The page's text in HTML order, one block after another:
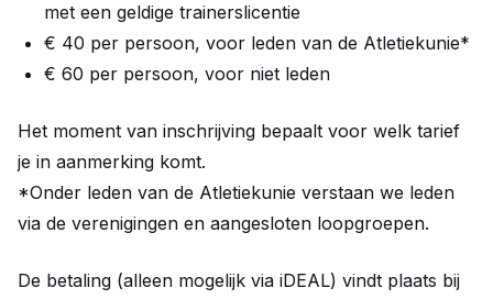
met een geldige trainerslicentie
€ 40 per persoon, voor leden van de Atletiekunie*
€ 60 per persoon, voor niet leden
Het moment van inschrijving bepaalt voor welk tarief
je in aanmerking komt.
*Onder leden van de Atletiekunie verstaan we leden
via de verenigingen en aangesloten loopgroepen.
De betaling (alleen mogelijk via iDEAL) vindt plaats bij